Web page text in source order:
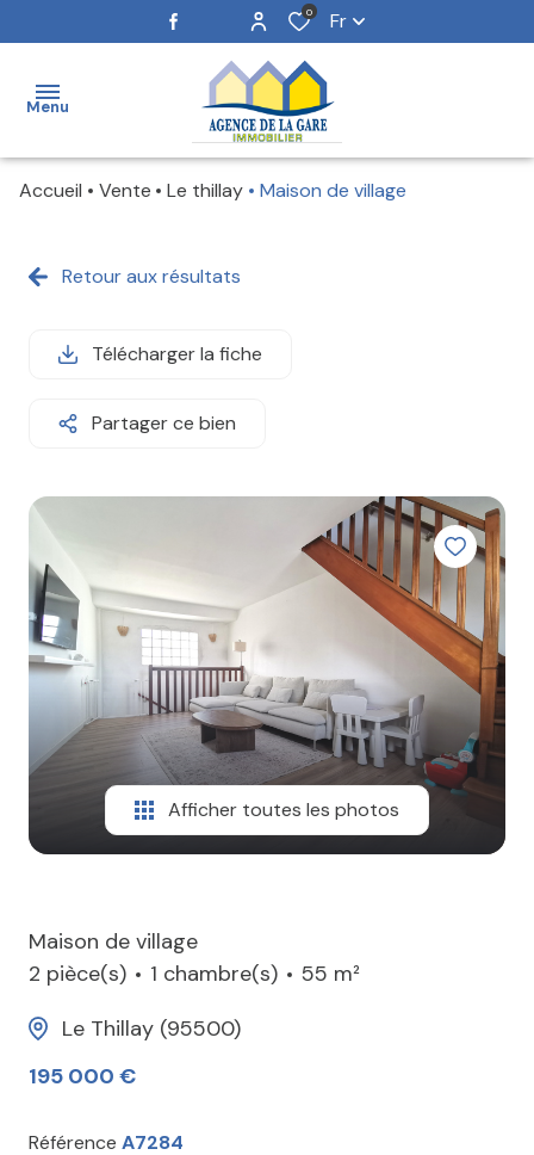
0 Fr
Menu
NOS
ESTIMATION
ÉQUIPE
ALERTE
E-MAIL
CONTACT
Accueil Vente Le thillay Maison de village
Retour aux résultats
Télécharger la fiche
Partager ce bien
Afficher toutes les photos
Maison de village
2 pièce(s)
1 chambre(s)
55 m²
Le Thillay (95500)
195 000 €
Référence A7284